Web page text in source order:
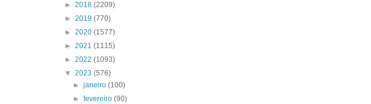
► 2018 (2209)
► 2019 (770)
► 2020 (1577)
► 2021 (1115)
► 2022 (1093)
▼ 2023 (576)
►janeiro(100)
►fevereiro(90)